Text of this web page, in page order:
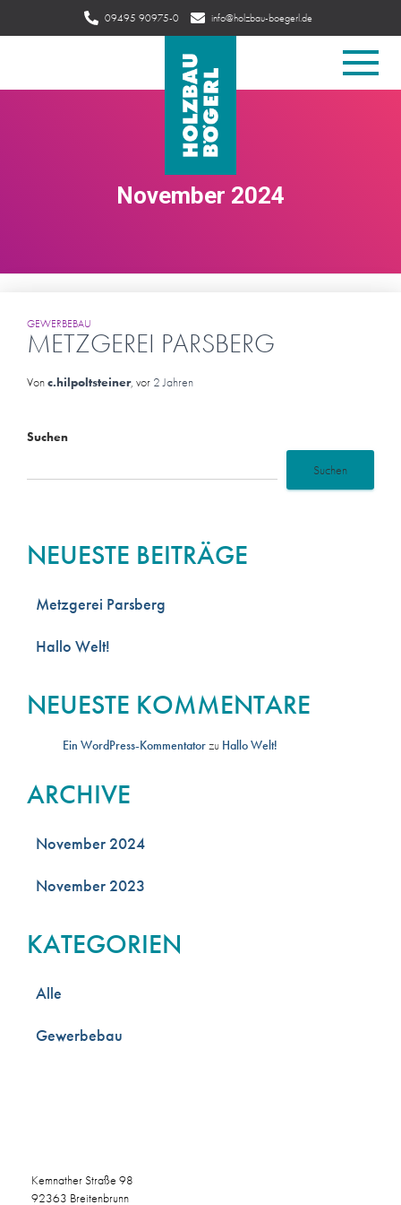
09495 90975-0 info@holzbau-boegerl.de
Kemnather Str. 98 · 92363 Breitenbrunn
November 2024
GEWERBEBAU
METZGEREI PARSBERG
Vonc.hilpoltsteiner, vor 2 Jahren
Suchen
Suchen
NEUESTE BEITRÄGE
Metzgerei Parsberg
Hallo Welt!
NEUESTE KOMMENTARE
Ein WordPress-Kommentatorzu Hallo Welt!
ARCHIVE
November 2024
November 2023
KATEGORIEN
Alle
Gewerbebau
Kemnather Straße 98
92363 Breitenbrunn